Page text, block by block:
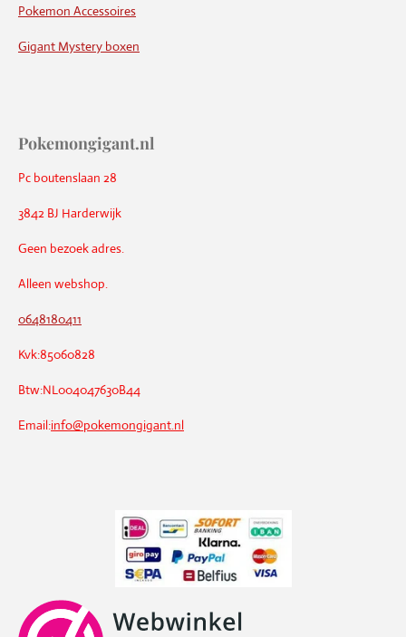
Pokemon Accessoires
Gigant Mystery boxen
Pokemongigant.nl
Pc boutenslaan 28
3842 BJ Harderwijk
Geen bezoek adres.
Alleen webshop.
0648180411
Kvk:85060828
Btw:NL004047630B44
Email:info@pokemongigant.nl